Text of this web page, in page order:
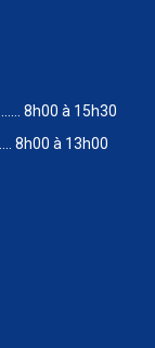
8h00 à 15h30
8h00 à 13h00